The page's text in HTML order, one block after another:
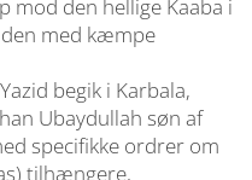
mod den hellige Kaaba i
med kæmpe
begik i Karbala,
Ubaydullah søn af
specifikke ordrer om
tilhængere,